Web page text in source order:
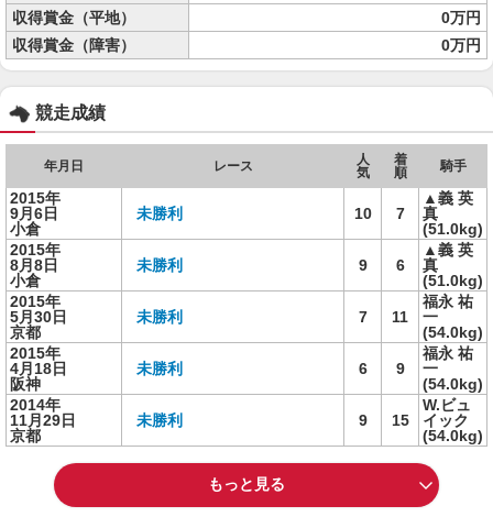
収得賞金（平地）
0万円
収得賞金（障害）
0万円
競走成績
年月日 レース
人
気
着
順
騎手
2015年
9月6日
小倉
未勝利 10 7
▲義 英
真
(51.0kg)
2015年
8月8日
小倉
未勝利 9 6
▲義 英
真
(51.0kg)
2015年
5月30日
京都
未勝利 7 11
福永 祐
一
(54.0kg)
2015年
4月18日
阪神
未勝利 6 9
福永 祐
一
(54.0kg)
2014年
11月29日
京都
未勝利 9 15
W.ビュ
イック
(54.0kg)
もっと見る